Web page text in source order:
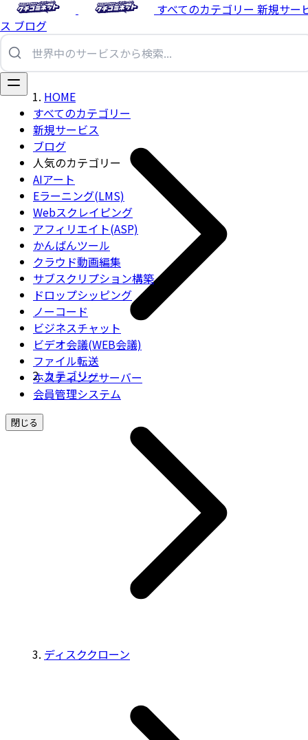
すべてのカテゴリー 新規サー
ス ブログ
すべてのカテゴリー
新規サービス
ブログ
人気のカテゴリー
AIアート
Eラーニング(LMS)
Webスクレイピング
アフィリエイト(ASP)
かんばんツール
クラウド動画編集
サブスクリプション構築
ドロップシッピング
ノーコード
ビジネスチャット
ビデオ会議(WEB会議)
ファイル転送
ホスティングサーバー
会員管理システム
閉じる
HOME
カテゴリー
ディスククローン